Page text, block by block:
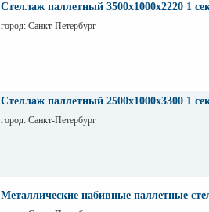
Стеллаж паллетный 3500х1000х2220 1
город: Санкт-Петербург
Стеллаж паллетный 2500х1000х3300 1
город: Санкт-Петербург
Металлические набивные паллетные